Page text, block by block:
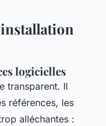
logicielles
transparent. Il
références, les
alléchantes :